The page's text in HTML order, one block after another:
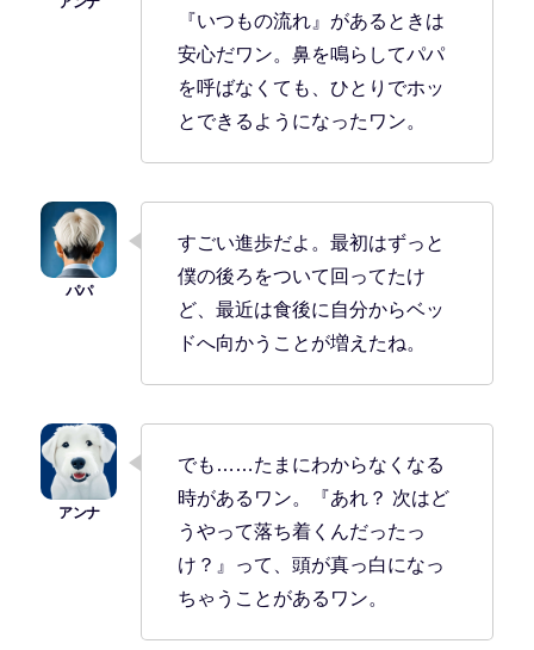
『いつもの流れ』があるときは
安心だワン。鼻を鳴らしてパパ
を呼ばなくても、ひとりでホッ
とできるようになったワン。
すごい進歩だよ。最初はずっと
僕の後ろをついて回ってたけ
ど、最近は食後に自分からベッ
ドへ向かうことが増えたね。
でも……たまにわからなくなる
時があるワン。『あれ？ 次はど
うやって落ち着くんだったっ
け？』って、頭が真っ白になっ
ちゃうことがあるワン。